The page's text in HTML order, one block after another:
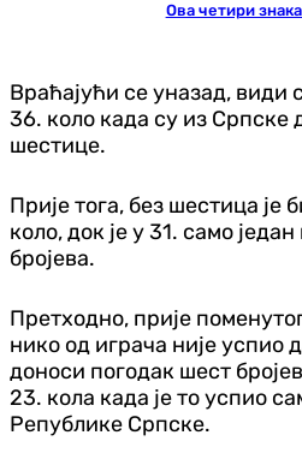
Ова четири
Враћајући се уназад, види
36. коло када су из Српске
шестице.
Прије тога, без шестица је
коло, док је у 31. само
бројева.
Претходно, прије
нико од играча није успио
доноси погодак шест
23. кола када је то успио
Републике Српске.